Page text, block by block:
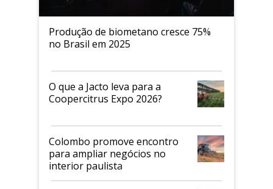
Produção de biometano cresce 75%
no Brasil em 2025
O que a Jacto leva para a
Coopercitrus Expo 2026?
Colombo promove encontro
para ampliar negócios no
interior paulista